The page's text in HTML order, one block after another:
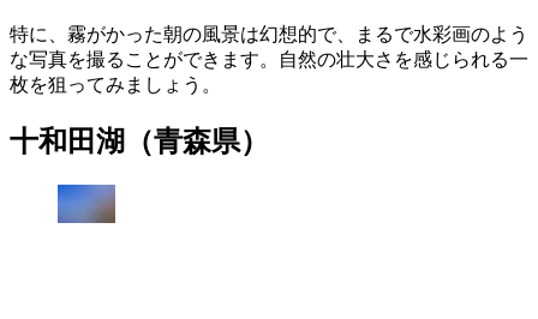
特に、霧がかった朝の風景は幻想的で、まるで水彩画のよう
な写真を撮ることができます。自然の壮大さを感じられる一
枚を狙ってみましょう。
十和田湖（青森県）